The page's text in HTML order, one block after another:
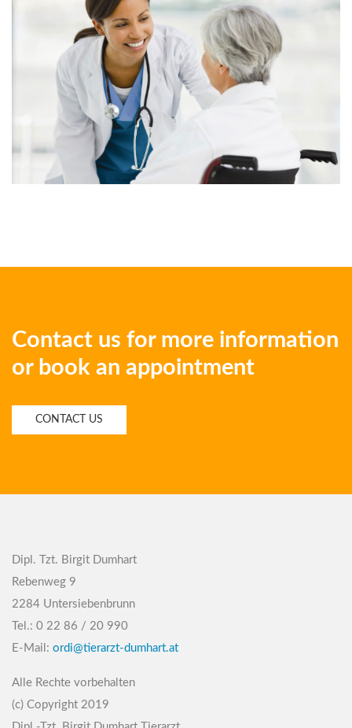
Contact us for more information
or book an appointment
CONTACT US
Dipl. Tzt. Birgit Dumhart
Rebenweg 9
2284 Untersiebenbrunn
Tel.: 0 22 86 / 20 990
E-Mail: ordi@tierarzt-dumhart.at
Alle Rechte vorbehalten
(c) Copyright 2019